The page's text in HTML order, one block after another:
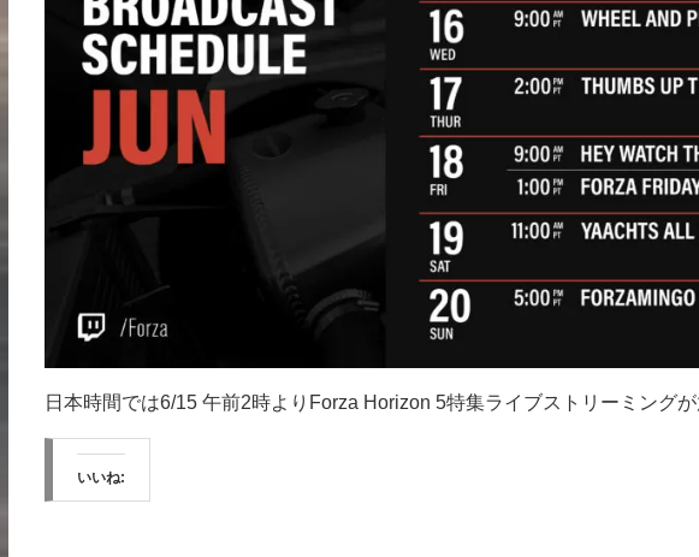
日本時間では6/15 午前2時よりForza Horizon 5特集ライブストリーミングが
いいね: